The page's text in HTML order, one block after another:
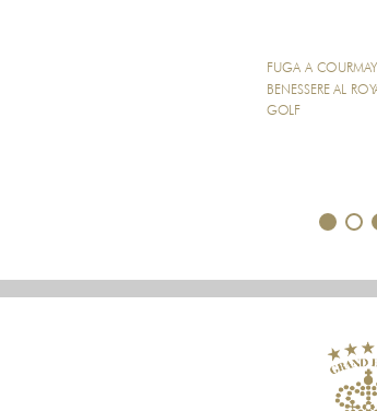
FUGA A
BENESSERE AL
GOLF
2